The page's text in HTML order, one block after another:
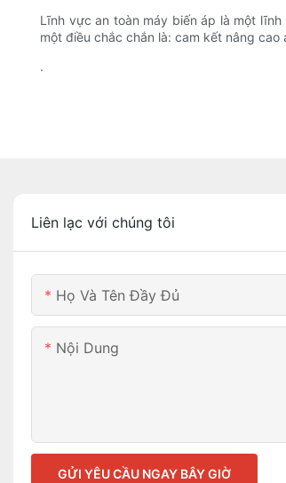
Lĩnh vực an toàn máy biến áp là một
một điều chắc chắn là: cam kết nâng
.
Liên lạc với chúng tôi
Họ Và Tên Đầy Đủ
Nội Dung
GỬI YÊU CẦU NGAY BÂY GIỜ